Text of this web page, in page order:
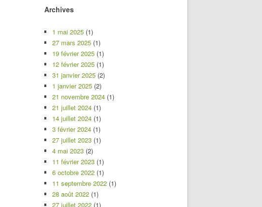
Archives
1 mai 2025 (1)
27 mars 2025 (1)
19 février 2025 (1)
12 février 2025 (1)
31 janvier 2025 (2)
1 janvier 2025 (2)
21 novembre 2024 (1)
21 juillet 2024 (1)
14 juillet 2024 (1)
3 février 2024 (1)
27 juillet 2023 (1)
4 mai 2023 (2)
11 février 2023 (1)
6 octobre 2022 (1)
11 septembre 2022 (1)
28 août 2022 (1)
27 juillet 2022 (1)